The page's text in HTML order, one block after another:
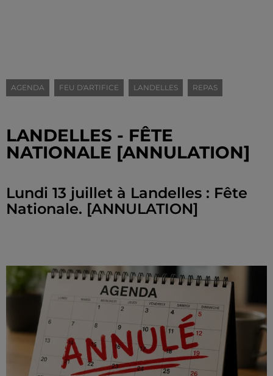
AGENDA FEU D'ARTIFICE LANDELLES REPAS
LANDELLES - FÊTE
NATIONALE [ANNULATION]
Lundi 13 juillet à Landelles : Fête
Nationale. [ANNULATION]